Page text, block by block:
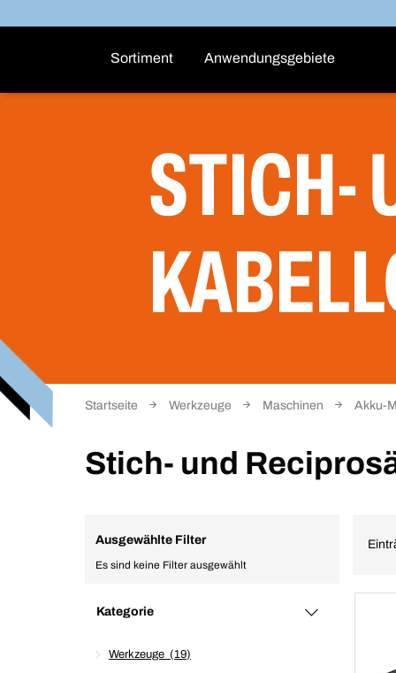
Sortiment Anwendungsgebiete
STICH-
Startseite Werkzeuge Maschinen Akku-
Stich- und
Ausgewählte Filter
Es sind keine Filter ausgewählt
Kategorie
Werkzeuge 19